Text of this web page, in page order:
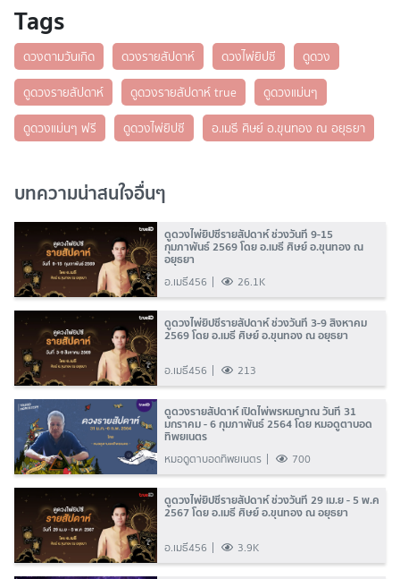
Tags
ดวงตามวันเกิด ดวงรายสัปดาห์ ดวงไพ่ยิปซี
ดูดวง
ดูดวงรายสัปดาห์
ดูดวงรายสัปดาห์ true
ดูดวงแม่นๆ
ดูดวงแม่นๆ ฟรี
ดูดวงไพ่ยิปซี อ.เมธี ศิษย์ อ.ขุนทอง ณ อยุธยา
บทความน่าสนใจอื่นๆ
ดูดวงไพ่ยิปซีรายสัปดาห์ ช่วงวันที่ 9-15
กุมภาพันธ์ 2569 โดย อ.เมธี ศิษย์ อ.ขุนทอง ณ
อยุธยา
อ.เมธี456 26.1K
ดูดวงไพ่ยิปซีรายสัปดาห์ ช่วงวันที่ 3-9 สิงหาคม
2569 โดย อ.เมธี ศิษย์ อ.ขุนทอง ณ อยุธยา
อ.เมธี456 213
ดูดวงรายสัปดาห์ เปิดไพ่พรหมญาณ วันที่ 31
มกราคม - 6 กุมภาพันธ์ 2564 โดย หมอดูตาบอด
ทิพยเนตร
หมอดูตาบอดทิพยเนตร 700
ดูดวงไพ่ยิปซีรายสัปดาห์ ช่วงวันที่ 29 เม.ย - 5 พ.ค
2567 โดย อ.เมธี ศิษย์ อ.ขุนทอง ณ อยุธยา
อ.เมธี456 3.9K